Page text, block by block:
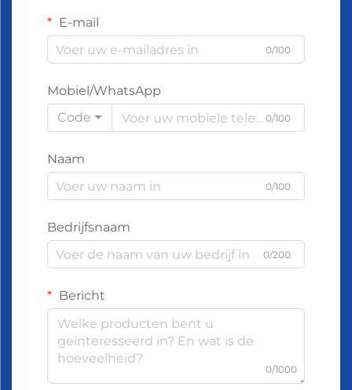
E-mail
0/100
Mobiel/WhatsApp
Code
0/100
Naam
0/100
Bedrijfsnaam
0/200
Bericht
0/1000